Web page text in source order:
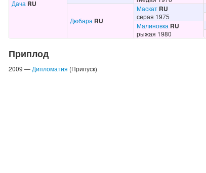
Дача RU
Дюбара RU
Маскат RU
серая 1975
Малиновка RU
рыжая 1980
Приплод
2009 — Дипломатия (Припуск)